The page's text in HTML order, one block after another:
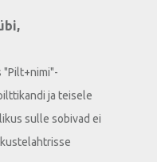
"Pilt+nimi"-
ja teisele
sulle sobivad ei